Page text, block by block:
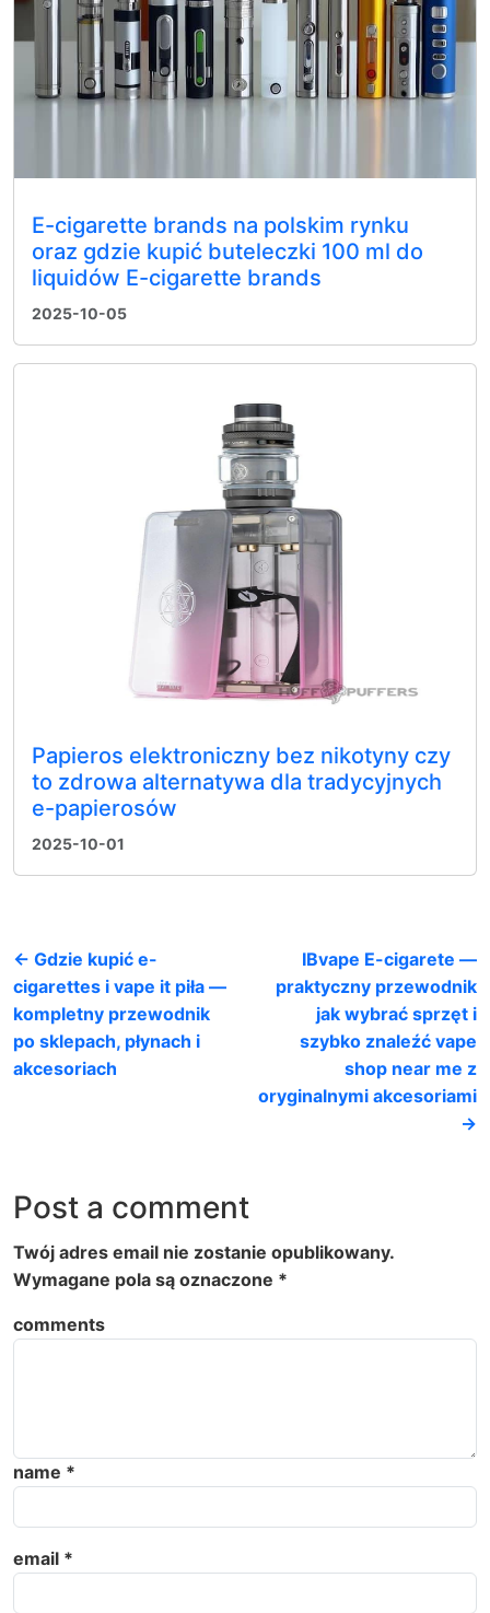
E-cigarette brands na polskim rynku
oraz gdzie kupić buteleczki 100 ml do
liquidów E-cigarette brands
2025-10-05
Papieros elektroniczny bez nikotyny czy
to zdrowa alternatywa dla tradycyjnych
e-papierosów
2025-10-01
← Gdzie kupić e-
cigarettes i vape it piła —
kompletny przewodnik
po sklepach, płynach i
akcesoriach
IBvape E-cigarete —
praktyczny przewodnik
jak wybrać sprzęt i
szybko znaleźć vape
shop near me z
oryginalnymi akcesoriami
→
Post a comment
Twój adres email nie zostanie opublikowany.
Wymagane pola są oznaczone *
comments
name *
email *